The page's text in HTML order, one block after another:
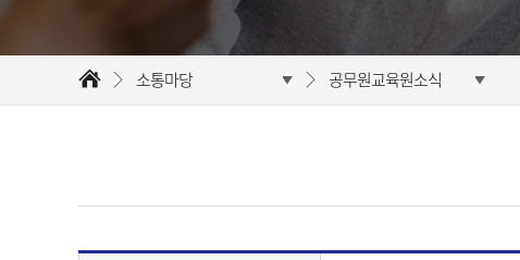
소통마당 공무원교육원소식